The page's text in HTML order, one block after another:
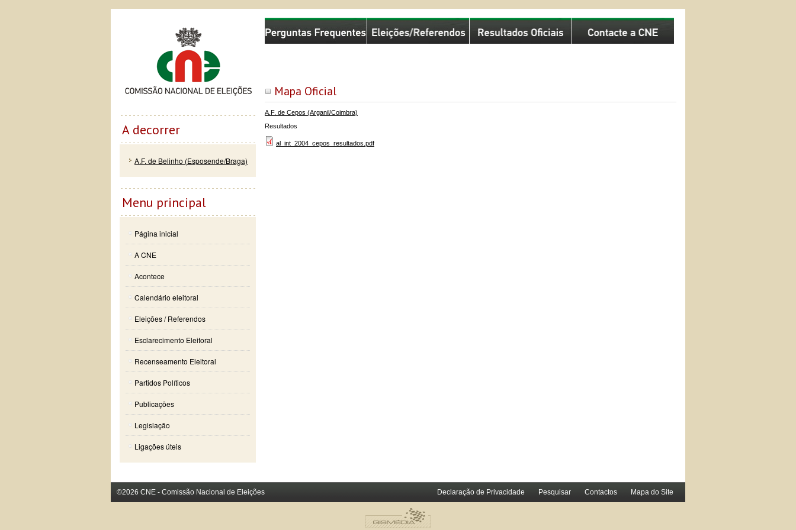
Mapa Oficial
A.F. de Cepos (Arganil/Coimbra)
Resultados
al_int_2004_cepos_resultados.pdf
Comissão Nacional de Eleições
A decorrer
A.F. de Belinho (Esposende/Braga)
Menu principal
Página inicial
A CNE
Acontece
Calendário eleitoral
Eleições / Referendos
Esclarecimento Eleitoral
Recenseamento Eleitoral
Partidos Políticos
Publicações
Legislação
Ligações úteis
©2026 CNE - Comissão Nacional de Eleições Declaração de Privacidade Pesquisar Contactos Mapa do Site